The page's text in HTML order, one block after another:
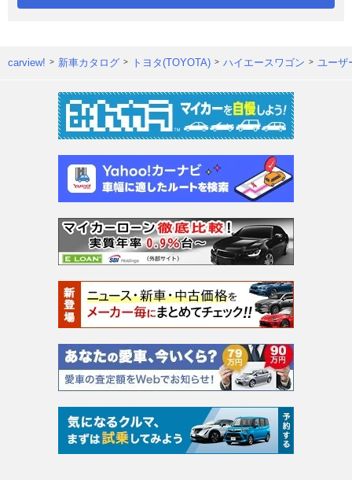
carview! 新車カタログ トヨタ(TOYOTA) ハイエースワゴン ユーザ